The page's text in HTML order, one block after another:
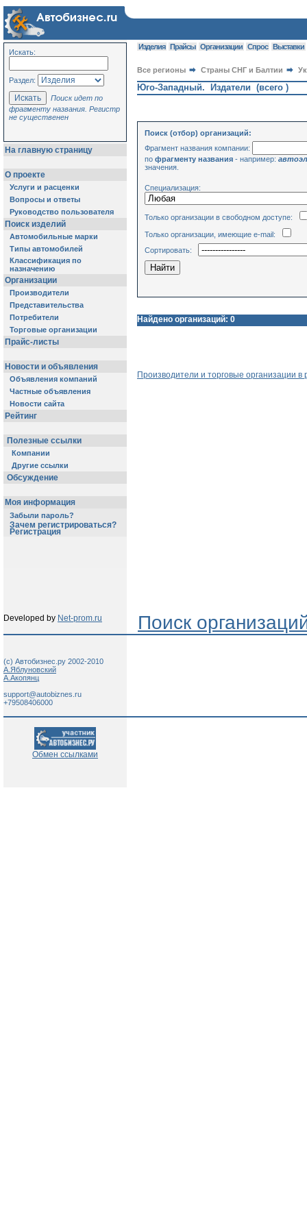
Искать:
Раздел:
Поиск идет по
фрагменту названия. Регистр
не существенен
На главную страницу
О проекте
Услуги и расценки
Вопросы и ответы
Руководство пользователя
Поиск изделий
Автомобильные марки
Типы автомобилей
Классификация по
назначению
Организации
Производители
Представительства
Потребители
Торговые организации
Прайс-листы
Новости и объявления
Объявления компаний
Частные объявления
Новости сайта
Рейтинг
Полезные ссылки
Компании
Другие ссылки
Обсуждение
Моя информация
Забыли пароль?
Зачем регистрироваться?
Регистрация
Изделия Прайсы Организации Спрос Выставки
Все регионы Страны СНГ и Балтии
Юго-Западный. Издатели (всего )
Поиск (отбор) организаций:
Фрагмент названия компании:
по фрагменту названия - например:
значения.
Специализация:
Только организации в свободном доступе:
Только организации, имеющие e-mail:
Сортировать:
Найдено организаций: 0
Производители и торговые организации в
Developed by Net-prom.ru Поиск
(c) Автобизнес.ру 2002-2010
А.Яблуновский
А.Акопянц
support@autobiznes.ru
+79508406000
Обмен ссылками